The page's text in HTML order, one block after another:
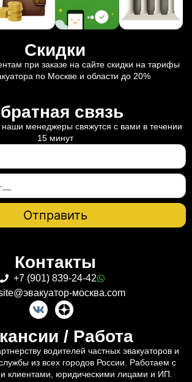
Скидки
при заказе на сайте скидки на тарифы
по Москве и области до 20%
связь
наши менеджеры свяжутся с вами в течении
15 минут
Контакты
+7 (901) 839-24-42
москва.com
/ Работа
водителей частных эвакуаторов и
из всех городов России. Работаем с
клиентами, юридическими лицами и ИП.